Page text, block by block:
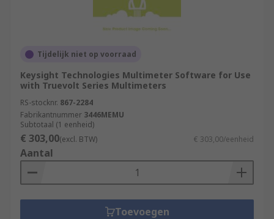
Tijdelijk niet op voorraad
Keysight Technologies Multimeter Software for Use
with Truevolt Series Multimeters
RS-stocknr. 867-2284
Fabrikantnummer 3446MEMU
Subtotaal (1 eenheid)
€ 303,00(excl. BTW) € 303,00/eenheid
Aantal
Toevoegen